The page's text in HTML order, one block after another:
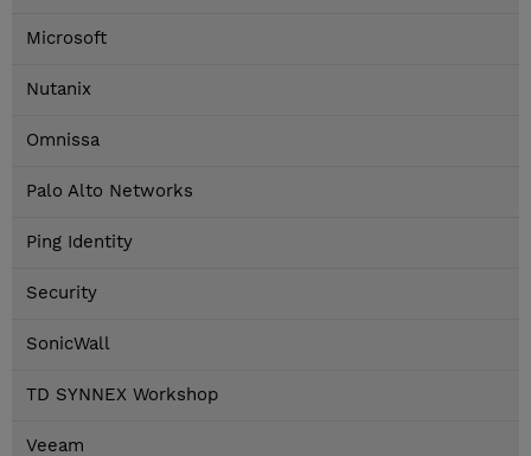
Microsoft
Nutanix
Omnissa
Palo Alto Networks
Ping Identity
Security
SonicWall
TD SYNNEX Workshop
Veeam